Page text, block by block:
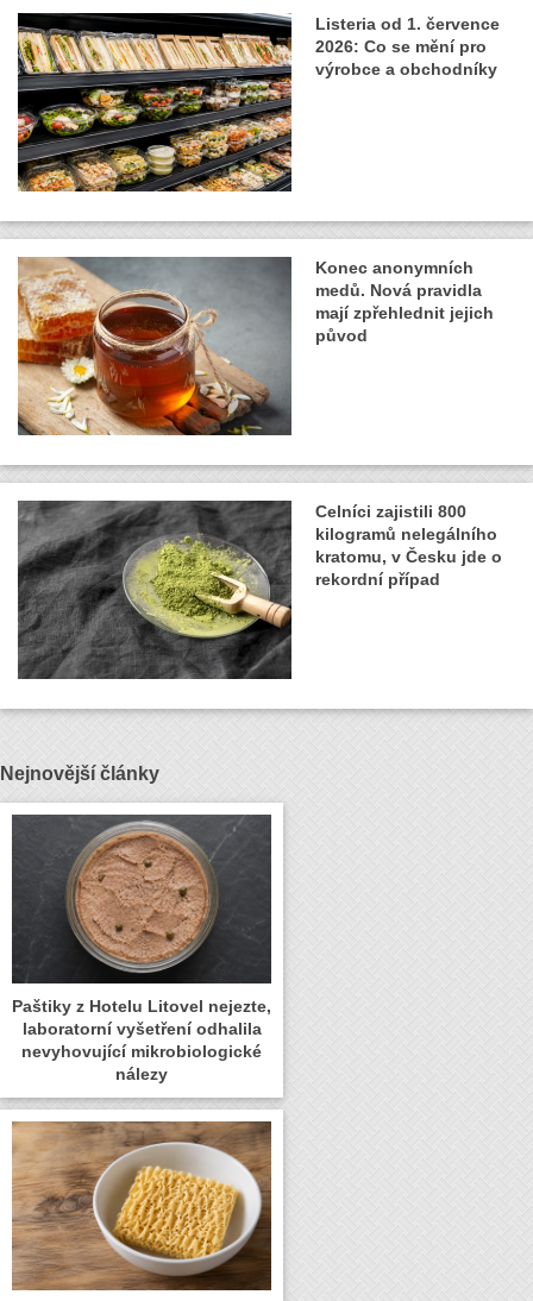
Listeria od 1. července
2026: Co se mění pro
výrobce a obchodníky
Konec anonymních
medů. Nová pravidla
mají zpřehlednit jejich
původ
Celníci zajistili 800
kilogramů nelegálního
kratomu, v Česku jde o
rekordní případ
Nejnovější články
Paštiky z Hotelu Litovel nejezte,
laboratorní vyšetření odhalila
nevyhovující mikrobiologické
nálezy